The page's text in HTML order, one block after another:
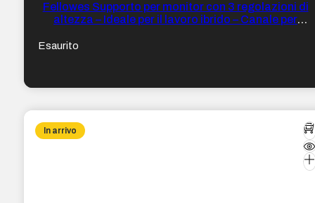
Fellowes Supporto per monitor con 3 regolazioni di
altezza – Ideale per il lavoro ibrido – Canale per
Esaurito
In arrivo